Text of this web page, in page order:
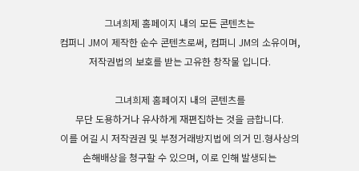
그녀희제 홈페이지 내의 모든 콘텐츠는
컴퍼니 JM이 제작한 순수 콘텐츠로써, 컴퍼니 JM의 소유이며,
저작권법의 보호를 받는 고유한 창작물 입니다.
그녀희제 홈페이지 내의 콘텐츠를
무단 도용하거나 유사하게 재편집하는 것을 금합니다.
이를 어길 시 저작권권 및 부정거래방지법에 의거 민.형사상의
손해배상을 청구할 수 있으며, 이로 인해 발생되는